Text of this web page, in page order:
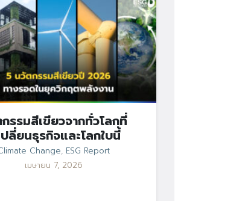
รรมสีเขียวจากทั่วโลกที่
ลี่ยนธุรกิจและโลกใบนี้
Change, ESG Report
เมษายน 7, 2026